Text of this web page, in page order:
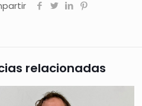
relacionadas